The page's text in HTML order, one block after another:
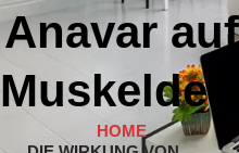
Anavar auf
HOME